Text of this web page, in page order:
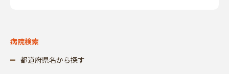
病院検索
都道府県名から探す